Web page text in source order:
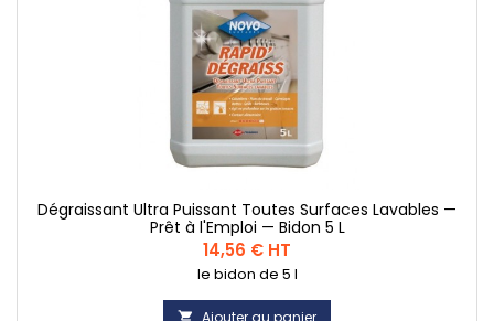
Dégraissant Ultra Puissant Toutes Surfaces Lavables —
Prêt à l'Emploi — Bidon 5 L
Prix
14,56 € HT
le bidon de 5 l
 Ajouter au panier